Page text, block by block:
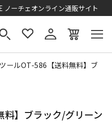
ノーチェオンライン通販サイト
ールOT-586【送料無料】ブ
料】ブラック/グリーン